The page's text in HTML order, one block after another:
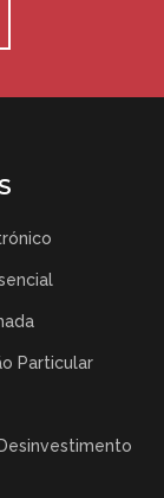
Particular